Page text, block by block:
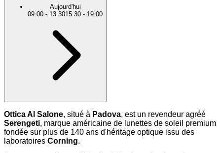
Aujourd'hui
09:00 - 13:3015:30 - 19:00
Ottica Al Salone, situé à Padova, est un revendeur agréé
Serengeti, marque américaine de lunettes de soleil premium
fondée sur plus de 140 ans d'héritage optique issu des
laboratoires Corning.